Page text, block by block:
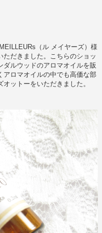
（ル メイヤーズ）様
ただきました。こちらのショッ
ルウッドのアロマオイルを販
アロマオイルの中でも高価な部
ットーをいただきました。